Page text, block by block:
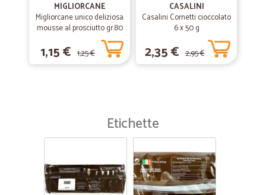
MIGLIORCANE
Migliorcane unico deliziosa
mousse al prosciutto gr.80
1,15 € 1,25 €
CASALINI
Casalini Cornetti cioccolato
6 x 50 g
2,35 € 2,95 €
Etichette